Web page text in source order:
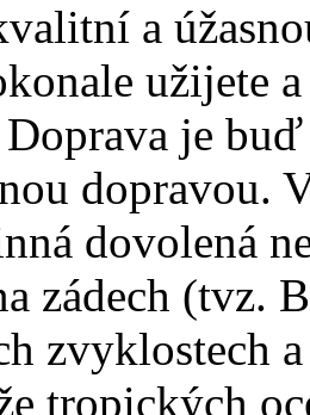
a
užijete
je
dopravou.
dovolená
zádech (tvz.
zvyklostech
tropických